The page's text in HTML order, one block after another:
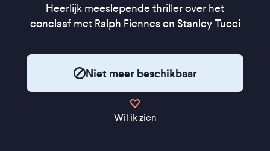
Heerlijk meeslepende thriller over het
conclaaf met Ralph Fiennes en Stanley Tucci
Niet meer beschikbaar
Wil ik zien